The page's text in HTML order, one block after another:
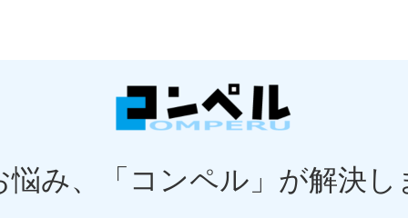
悩み、「コンペル」が解決し